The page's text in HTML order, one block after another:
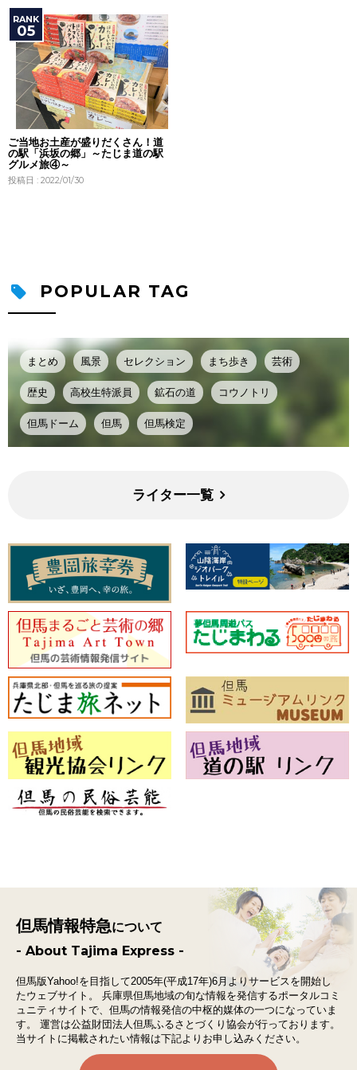
ご当地お土産が盛りだくさん！道
の駅「浜坂の郷」～たじま道の駅
グルメ旅④～
投稿日 : 2022/01/30
POPULAR TAG
まとめ 風景 セレクション まち歩き 芸術
歴史 高校生特派員 鉱石の道 コウノトリ
但馬ドーム 但馬 但馬検定
ライター一覧
但馬情報特急について
- About Tajima Express -
但馬版Yahoo!を目指して2005年(平成17年)6月よりサービスを開始し
たウェブサイト。
兵庫県但馬地域の旬な情報を発信するポータルコミ
ュニティサイトで、 但馬の情報発信の中枢的媒体の一つになっていま
す。
運営は公益財団法人但馬ふるさとづくり協会が行っております。
当サイトに掲載されたい情報は下記よりお申し込みください。